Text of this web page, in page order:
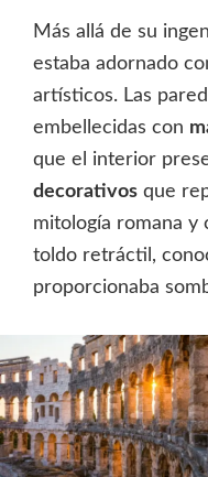
Más allá de su
estaba adornado
artísticos. Las
embellecidas con
que el interior
decorativos que
mitología romana y
toldo retráctil,
proporcionaba